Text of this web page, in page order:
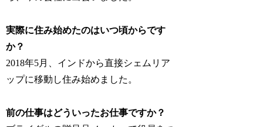
実際に住み始めたのはいつ頃からです
か？
2018年5月、インドから直接シェムリア
ップに移動し住み始めました。
前の仕事はどういったお仕事ですか？